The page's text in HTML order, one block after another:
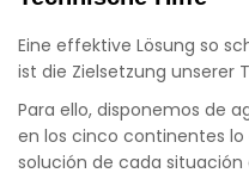
Eine effektive Lösung so
ist die Zielsetzung unserer
Para ello, disponemos de
en los cinco continentes
solución de cada